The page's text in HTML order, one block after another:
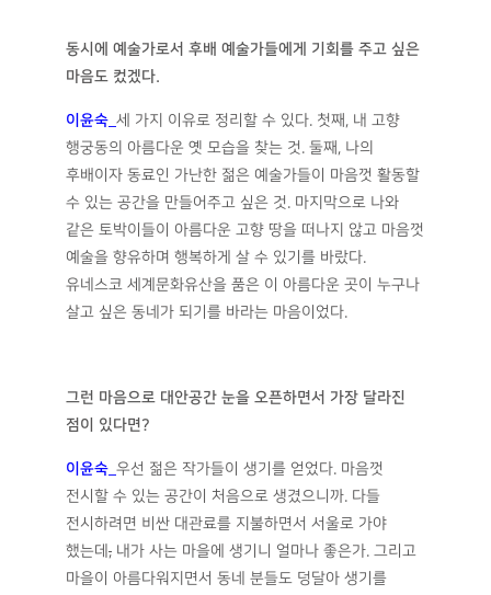
동시에 예술가로서 후배 예술가들에게 기회를 주고 싶은
마음도 컸겠다.
이윤숙 세 가지 이유로 정리할 수 있다. 첫째, 내 고향
행궁동의 아름다운 옛 모습을 찾는 것. 둘째, 나의
후배이자 동료인 가난한 젊은 예술가들이 마음껏 활동할
수 있는 공간을 만들어주고 싶은 것. 마지막으로 나와
같은 토박이들이 아름다운 고향 땅을 떠나지 않고 마음껏
예술을 향유하며 행복하게 살 수 있기를 바랐다.
유네스코 세계문화유산을 품은 이 아름다운 곳이 누구나
살고 싶은 동네가 되기를 바라는 마음이었다.
그런 마음으로 대안공간 눈을 오픈하면서 가장 달라진
점이 있다면?
이윤숙 우선 젊은 작가들이 생기를 얻었다. 마음껏
전시할 수 있는 공간이 처음으로 생겼으니까. 다들
전시하려면 비싼 대관료를 지불하면서 서울로 가야
했는데 , 내가 사는 마을에 생기니 얼마나 좋은가. 그리고
마을이 아름다워지면서 동네 분들도 덩달아 생기를